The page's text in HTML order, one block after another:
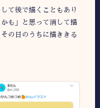
て後で描くこともあり
も」と思って消して描
の日のうちに描ききる